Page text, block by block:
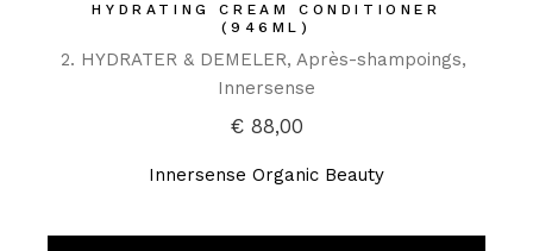
HYDRATING CREAM CONDITIONER
(946ML)
2. HYDRATER & DEMELER Après-shampoings
Innersense
€88,00
Innersense Organic Beauty